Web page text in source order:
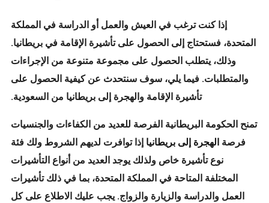
إذا كنت ترغب في العيش والعمل أو الدراسة في المملكة
المتحدة، فستحتاج إلى الحصول على تأشيرة الإقامة في بريطانيا.
وذلك، يتطلب الحصول على مجموعة متنوعة من الإجراءات
والمتطلبات. فيما يلي، سوف سنتحدث عن كيفية الحصول على
تأشيرة الإقامة والهجرة إلى بريطانيا من السعودية.
تمنح الحكومة البريطانية الفرصة للعديد من الكفاءات والجنسيات
فرصة الهجرة إلى بريطانيا إذا توافرت لديهم الشروط ولك فئة
نوع تأشيرة خاص ولذلك يوجد العديد من أنواع التأشيرات
المختلفة المتاحة في المملكة المتحدة، بما في ذلك تأشيرات
العمل والدراسة والزيارة والزواج. يجب عليك الاطلاع على كل